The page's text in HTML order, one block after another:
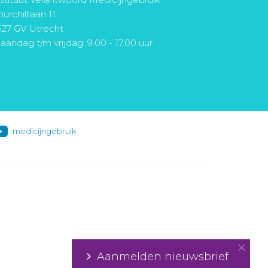
11
GV Utrecht
t/m vrijdag: 9.00 - 17.00 uur
medicijngebruik
Aanmelden nieuwsbrief